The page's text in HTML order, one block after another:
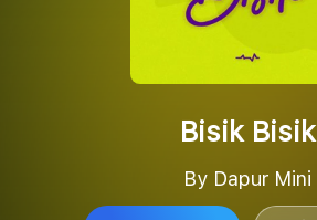
Bisik Bisik
By Dapur Mini